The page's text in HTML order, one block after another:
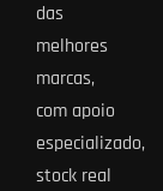
das
melhores
marcas,
com apoio
especializado,
stock real